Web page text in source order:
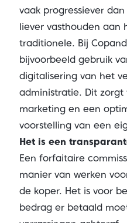
vaak progressiever
liever vasthouden aan
traditionele. Bij
bijvoorbeeld gebruik
digitalisering van het
administratie. Dit
marketing en een
voorstelling van een
Het is een
Een forfaitaire
manier van werken
de koper. Het is voor
bedrag er betaald